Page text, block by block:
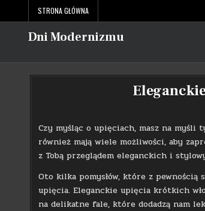
content
STRONA GŁÓWNA
Dni Modernizmu
Czy myśląc o upięciach, masz na
również mają wiele możliwości, aby
z Tobą przeglądem eleganckich i
Oto kilka pomysłów, które z
upięcia. Eleganckie upięcia krótkich
na delikatne fale, które dodadzą nam